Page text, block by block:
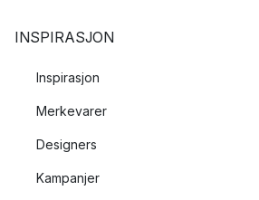
INSPIRASJON
Inspirasjon
Merkevarer
Designers
Kampanjer